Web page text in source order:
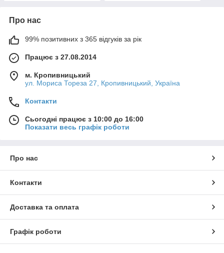
Про нас
99% позитивних з 365 відгуків за рік
Працює з 27.08.2014
м. Кропивницький
ул. Мориса Тореза 27, Кропивницький, Україна
Контакти
Сьогодні працює з 10:00 до 16:00
Показати весь графік роботи
Про нас
Контакти
Доставка та оплата
Графік роботи